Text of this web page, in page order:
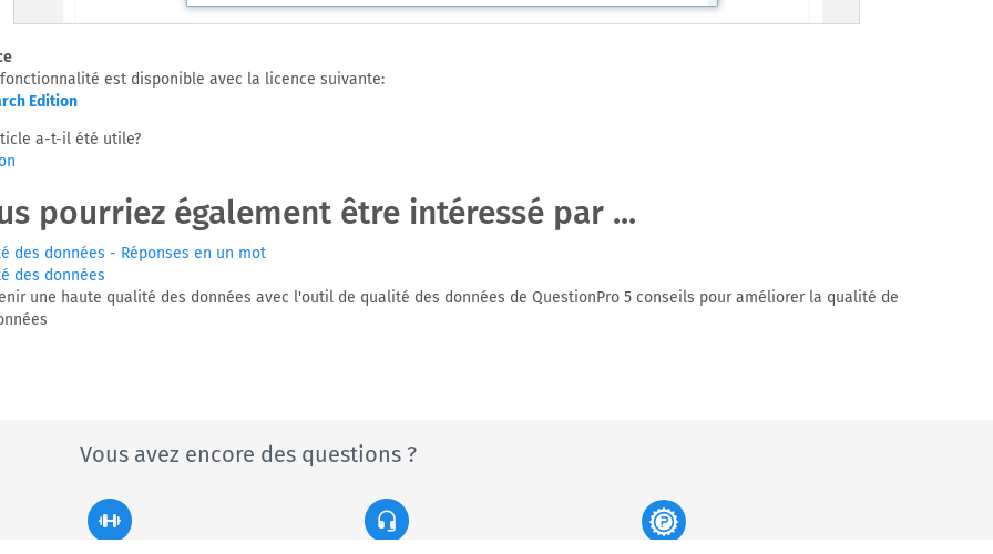
est disponible avec la licence suivante:
Edition
a-t-il été utile?
pourriez également être intéressé par ...
des données - Réponses en un mot
des données
une haute qualité des données avec l'outil de qualité des données de QuestionPro 5 conseils pour améliorer la qualité de
Vous avez encore des questions ?